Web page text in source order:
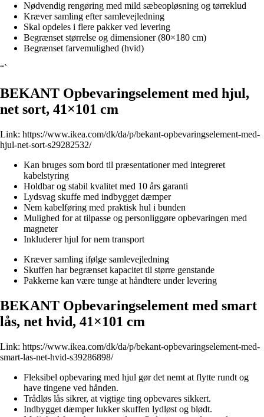
Nødvendig rengøring med mild sæbeopløsning og tørreklud
Kræver samling efter samlevejledning
Skal opdeles i flere pakker ved levering
Begrænset størrelse og dimensioner (80×180 cm)
Begrænset farvemulighed (hvid)
“`
BEKANT Opbevaringselement med hjul,
net sort, 41×101 cm
Link: https://www.ikea.com/dk/da/p/bekant-opbevaringselement-med-
hjul-net-sort-s29282532/
Kan bruges som bord til præsentationer med integreret
kabelstyring
Holdbar og stabil kvalitet med 10 års garanti
Lydsvag skuffe med indbygget dæmper
Nem kabelføring med praktisk hul i bunden
Mulighed for at tilpasse og personliggøre opbevaringen med
magneter
Inkluderer hjul for nem transport
Kræver samling ifølge samlevejledning
Skuffen har begrænset kapacitet til større genstande
Pakkerne kan være tunge at håndtere under levering
BEKANT Opbevaringselement med smart
lås, net hvid, 41×101 cm
Link: https://www.ikea.com/dk/da/p/bekant-opbevaringselement-med-
smart-las-net-hvid-s39286898/
Fleksibel opbevaring med hjul gør det nemt at flytte rundt og
have tingene ved hånden.
Trådløs lås sikrer, at vigtige ting opbevares sikkert.
Indbygget dæmper lukker skuffen lydløst og blødt.